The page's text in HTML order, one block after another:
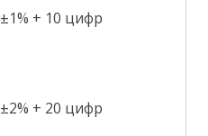
±1% + 10 цифр
±2% + 20 цифр